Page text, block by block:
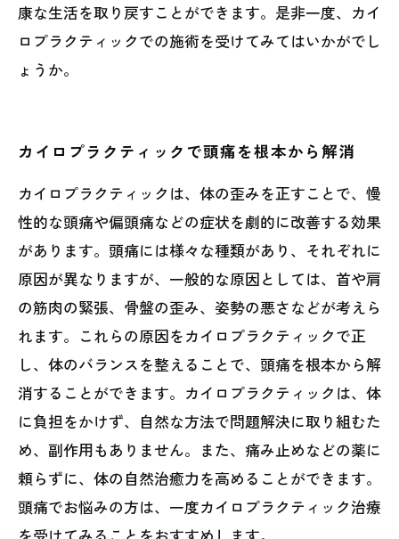
康な生活を取り戻すことができます。是非一度、カイ
ロプラクティックでの施術を受けてみてはいかがでし
ょうか。
カイロプラクティックで頭痛を根本から解消
カイロプラクティックは、体の歪みを正すことで、慢
性的な頭痛や偏頭痛などの症状を劇的に改善する効果
があります。頭痛には様々な種類があり、それぞれに
原因が異なりますが、一般的な原因としては、首や肩
の筋肉の緊張、骨盤の歪み、姿勢の悪さなどが考えら
れます。これらの原因をカイロプラクティックで正
し、体のバランスを整えることで、頭痛を根本から解
消することができます。カイロプラクティックは、体
に負担をかけず、自然な方法で問題解決に取り組むた
め、副作用もありません。また、痛み止めなどの薬に
頼らずに、体の自然治癒力を高めることができます。
頭痛でお悩みの方は、一度カイロプラクティック治療